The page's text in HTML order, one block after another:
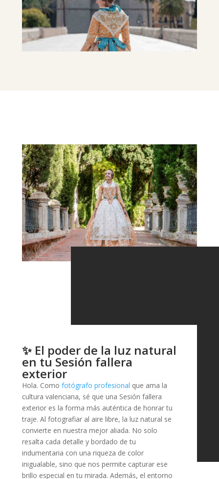
HOME
PORTAFOLIO
INFORMACIÓN
CONTACTO
✨ El poder de la luz natural
en tu Sesión fallera
exterior
Hola. Como fotógrafo profesional que ama la
cultura valenciana, sé que una Sesión fallera
exterior es la forma más auténtica de honrar tu
traje. Al fotografiar al aire libre, la luz natural se
convierte en nuestra mejor aliada. No solo
resalta cada detalle y bordado de tu
indumentaria con una riqueza de color
inigualable, sino que nos permite capturar ese
brillo especial en tu mirada. Además, el entorno